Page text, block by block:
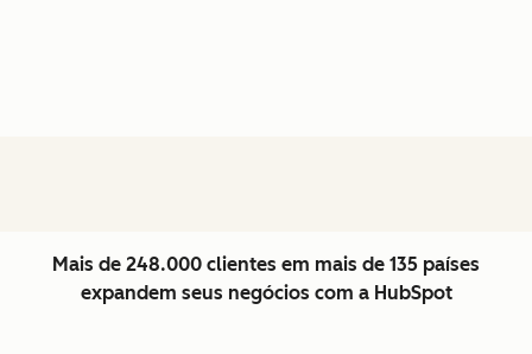
Mais de 248.000 clientes em mais de 135 países
expandem seus negócios com a HubSpot